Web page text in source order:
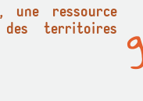
cookies
une ressource
territoires